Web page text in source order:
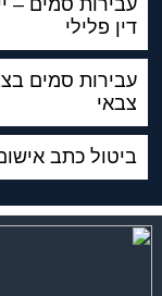
עבירות סמים –
דין פלילי
עבירות סמים
צבאי
ביטול כתב